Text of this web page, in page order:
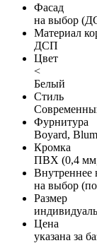
Фасад
на выбор
Материал
ДСП
Цвет
<
Белый
Стиль
Фурнитура
Boyard,
Кромка
ПВХ (0,4
Внутреннее
на выбор
Размер
Цена
указана за